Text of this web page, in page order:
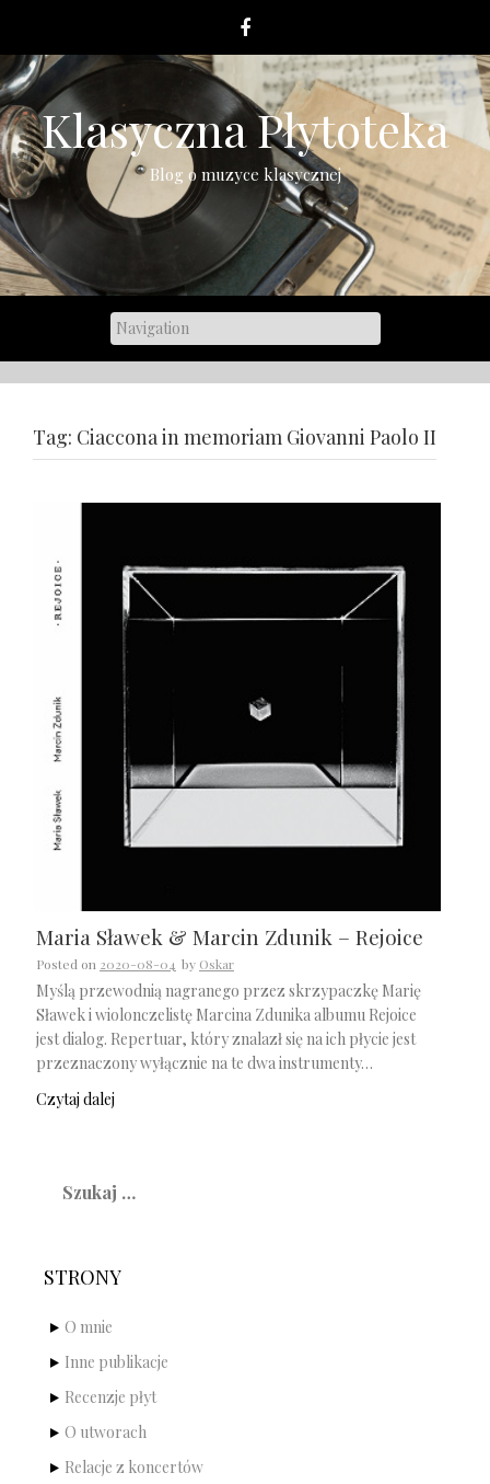
content
Klasyczna Płytoteka
Blog o muzyce klasycznej
Tag: Ciaccona in memoriam Giovanni Paolo II
Maria Sławek & Marcin Zdunik – Rejoice
Posted on 2020-08-04 by Oskar
Myślą przewodnią nagranego przez skrzypaczkę Marię
Sławek i wiolonczelistę Marcina Zdunika albumu Rejoice
jest dialog. Repertuar, który znalazł się na ich płycie jest
przeznaczony wyłącznie na te dwa instrumenty…
Czytaj dalej
STRONY
O mnie
Inne publikacje
Recenzje płyt
O utworach
Relacje z koncertów